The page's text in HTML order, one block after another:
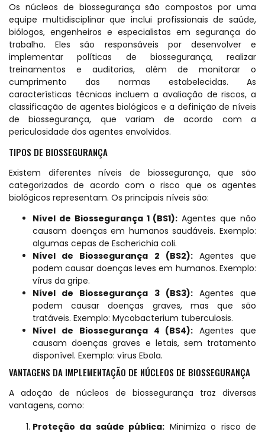
Os núcleos de biossegurança são compostos por uma
equipe multidisciplinar que inclui profissionais de saúde,
biólogos, engenheiros e especialistas em segurança do
trabalho. Eles são responsáveis por desenvolver e
implementar políticas de biossegurança, realizar
treinamentos e auditorias, além de monitorar o
cumprimento das normas estabelecidas. As
características técnicas incluem a avaliação de riscos, a
classificação de agentes biológicos e a definição de níveis
de biossegurança, que variam de acordo com a
periculosidade dos agentes envolvidos.
TIPOS DE BIOSSEGURANÇA
Existem diferentes níveis de biossegurança, que são
categorizados de acordo com o risco que os agentes
biológicos representam. Os principais níveis são:
Nível de Biossegurança 1 (BS1): Agentes que não
causam doenças em humanos saudáveis. Exemplo:
algumas cepas de Escherichia coli.
Nível de Biossegurança 2 (BS2):Agentes que
podem causar doenças leves em humanos. Exemplo:
vírus da gripe.
Nível de Biossegurança 3 (BS3):Agentes que
podem causar doenças graves, mas que são
tratáveis. Exemplo: Mycobacterium tuberculosis.
Nível de Biossegurança 4 (BS4): Agentes que
causam doenças graves e letais, sem tratamento
disponível. Exemplo: vírus Ebola.
VANTAGENS DA IMPLEMENTAÇÃO DE NÚCLEOS DE BIOSSEGURANÇA
A adoção de núcleos de biossegurança traz diversas
vantagens, como:
Proteção da saúde pública: Minimiza o risco de